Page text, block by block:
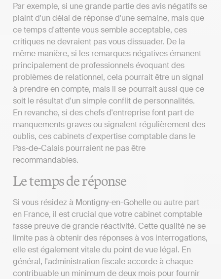
Par exemple, si une grande partie des avis négatifs se
plaint d'un délai de réponse d'une semaine, mais que
ce temps d'attente vous semble acceptable, ces
critiques ne devraient pas vous dissuader. De la
même manière, si les remarques négatives émanent
principalement de professionnels évoquant des
problèmes de relationnel, cela pourrait être un signal
à prendre en compte, mais il se pourrait aussi que ce
soit le résultat d'un simple conflit de personnalités.
En revanche, si des chefs d'entreprise font part de
manquements graves ou signalent régulièrement des
oublis, ces cabinets d'expertise comptable dans le
Pas-de-Calais pourraient ne pas être
recommandables.
Le temps de réponse
Si vous résidez à Montigny-en-Gohelle ou autre part
en France, il est crucial que votre cabinet comptable
fasse preuve de grande réactivité. Cette qualité ne se
limite pas à obtenir des réponses à vos interrogations,
elle est également vitale du point de vue légal. En
général, l'administration fiscale accorde à chaque
contribuable un minimum de deux mois pour fournir